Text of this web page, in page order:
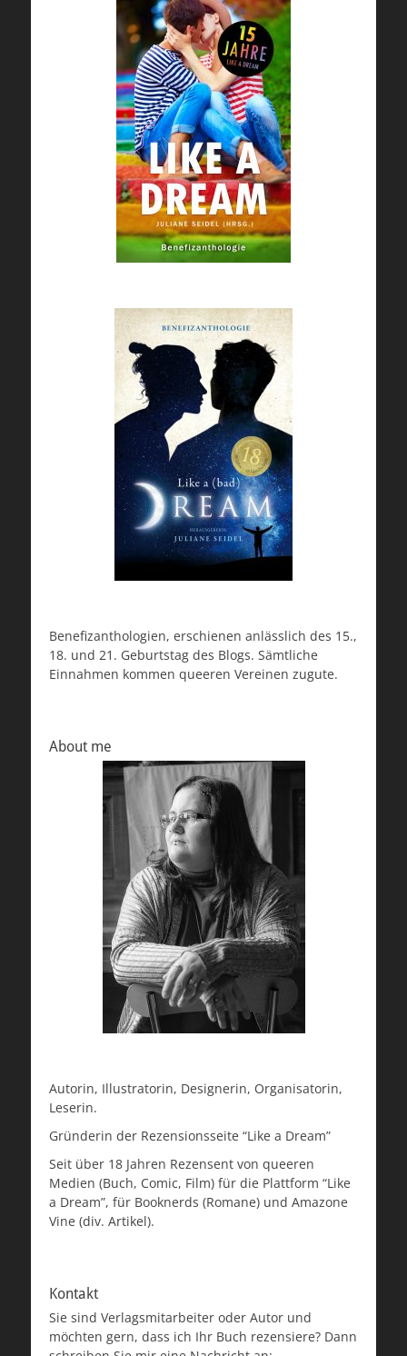
Benefizanthologien, erschienen anlässlich des 15.,
18. und 21. Geburtstag des Blogs. Sämtliche
Einnahmen kommen queeren Vereinen zugute.
About me
Autorin, Illustratorin, Designerin, Organisatorin,
Leserin.
Gründerin der Rezensionsseite “Like a Dream”
Seit über 18 Jahren Rezensent von queeren
Medien (Buch, Comic, Film) für die Plattform “Like
a Dream”, für Booknerds (Romane) und Amazone
Vine (div. Artikel).
Kontakt
Sie sind Verlagsmitarbeiter oder Autor und
möchten gern, dass ich Ihr Buch rezensiere? Dann